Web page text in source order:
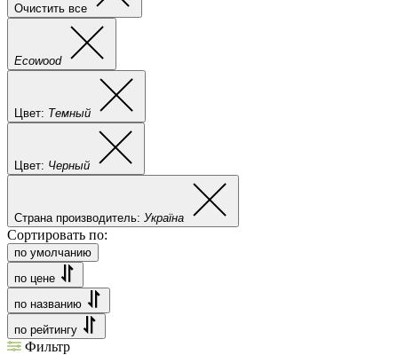
Очистить все
Ecowood
Цвет: Темный
Цвет: Черный
Страна производитель: Україна
Сортировать по:
по умолчанию
по цене
по названию
по рейтингу
Фильтр